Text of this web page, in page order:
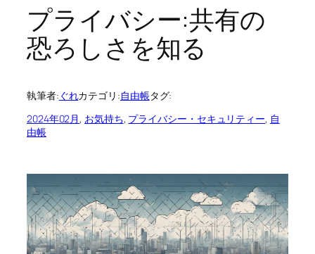
プライバシー:共有の
恐ろしさを知る
執筆者: ぐれカテゴリ:自由帳タグ:
2024年02月, お気持ち, プライバシー・セキュリティー, 自
由帳